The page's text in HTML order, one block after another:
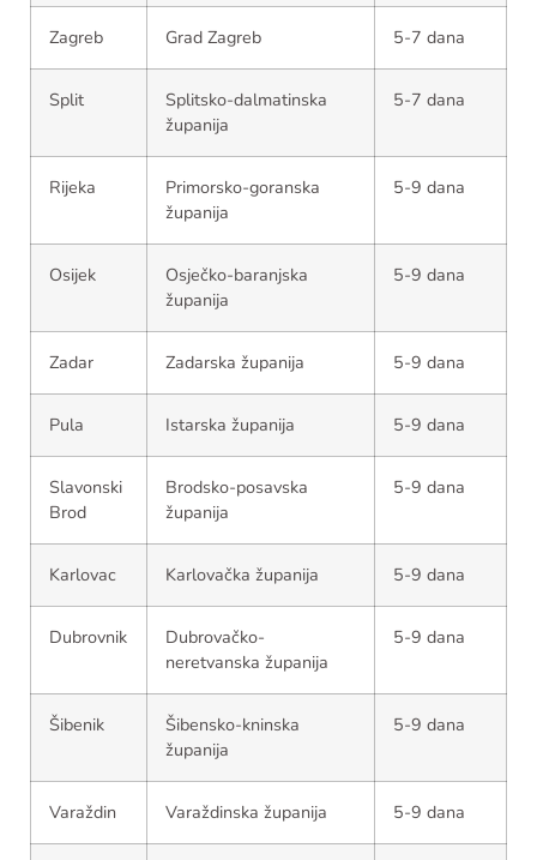
Zagreb Grad Zagreb 5-7 dana
Split
Splitsko-dalmatinska
županija
5-7 dana
Rijeka
Primorsko-goranska
županija
5-9 dana
Osijek
Osječko-baranjska
županija
5-9 dana
Zadar Zadarska županija 5-9 dana
Pula Istarska županija 5-9 dana
Slavonski
Brod
Brodsko-posavska
županija
5-9 dana
Karlovac Karlovačka županija 5-9 dana
Dubrovnik
Dubrovačko-
neretvanska županija
5-9 dana
Šibenik
Šibensko-kninska
županija
5-9 dana
Varaždin Varaždinska županija 5-9 dana